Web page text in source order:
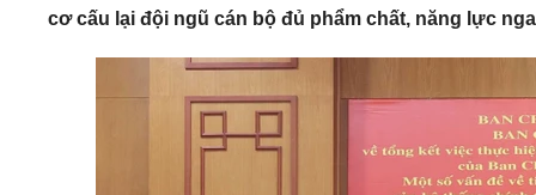
cơ cấu lại đội ngũ cán bộ đủ phẩm chất, năng lực